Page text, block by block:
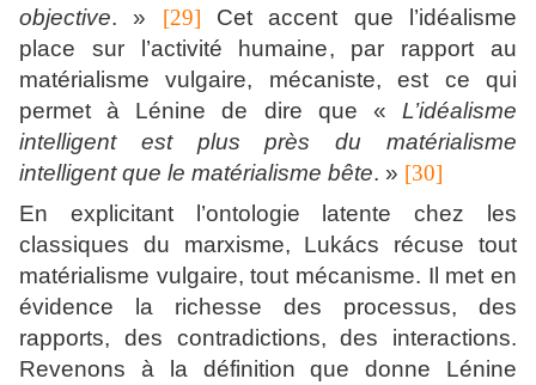
objective. » [29] Cet accent que l’idéalisme
place sur l’activité humaine, par rapport au
matérialisme vulgaire, mécaniste, est ce qui
permet à Lénine de dire que « L’idéalisme
intelligent est plus près du matérialisme
intelligent que le matérialisme bête. » [30]
En explicitant l’ontologie latente chez les
classiques du marxisme, Lukács récuse tout
matérialisme vulgaire, tout mécanisme. Il met en
évidence la richesse des processus, des
rapports, des contradictions, des interactions.
Revenons à la définition que donne Lénine